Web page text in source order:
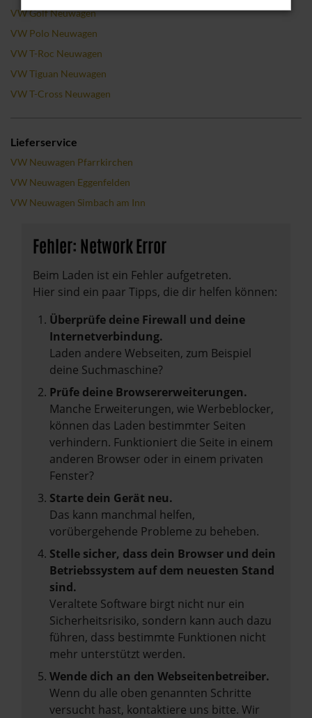
VW Golf Neuwagen
VW Polo Neuwagen
VW T-Roc Neuwagen
VW Tiguan Neuwagen
VW T-Cross Neuwagen
Lieferservice
VW Neuwagen Pfarrkirchen
VW Neuwagen Eggenfelden
VW Neuwagen Simbach am Inn
Fehler: Network Error
Beim Laden ist ein Fehler aufgetreten.
Hier sind ein paar Tipps, die dir helfen können:
Überprüfe deine Firewall und deine
Internetverbindung.
Laden andere Webseiten, zum Beispiel
deine Suchmaschine?
Prüfe deine Browsererweiterungen.
Manche Erweiterungen, wie Werbeblocker,
können das Laden bestimmter Seiten
verhindern. Funktioniert die Seite in einem
anderen Browser oder in einem privaten
Fenster?
Starte dein Gerät neu.
Das kann manchmal helfen,
vorübergehende Probleme zu beheben.
Stelle sicher, dass dein Browser und dein
Betriebssystem auf dem neuesten Stand
sind.
Veraltete Software birgt nicht nur ein
Sicherheitsrisiko, sondern kann auch dazu
führen, dass bestimmte Funktionen nicht
mehr unterstützt werden.
Wende dich an den Webseitenbetreiber.
Wenn du alle oben genannten Schritte
versucht hast, kontaktiere uns bitte. Wir